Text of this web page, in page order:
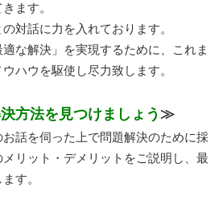
ます。
対話に力を入れております。
な解決」を実現するために、これま
ハウを駆使し尽力致します。
方法を見つけましょう ≫
話を伺った上で問題解決のために採
リット・デメリットをご説明し、最
す。